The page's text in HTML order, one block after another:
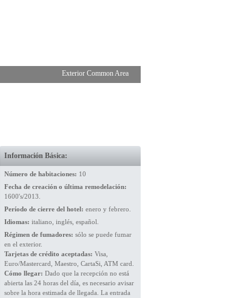
Exterior Common Area
Información Básica:
Número de habitaciones: 10
Fecha de creación o última remodelación:
1600's/2013.
Período de cierre del hotel: enero y febrero.
Idiomas: italiano, inglés, español.
Régimen de fumadores: sólo se puede fumar
en el exterior.
Tarjetas de crédito aceptadas: Visa,
Euro/Mastercard, Maestro, CartaSi, ATM card.
Cómo llegar: Dado que la recepción no está
abierta las 24 horas del día, es necesario avisar
sobre la hora estimada de llegada. La entrada